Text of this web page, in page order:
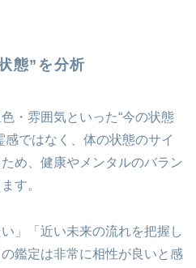
態”を分析
・雰囲気といった“今の状態
感ではなく、体の状態のサイ
め、健康やメンタルのバラン
す。
」「近い未来の流れを把握し
鑑定は非常に相性が良いと感